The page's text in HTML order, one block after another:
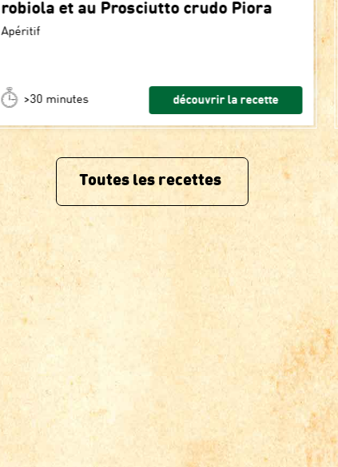
robiola et au Prosciutto crudo Piora
Apéritif
>30 minutes découvrir la recette
Toutes les recettes